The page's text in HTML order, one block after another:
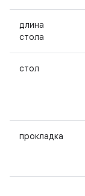
длина
стола
стол
прокладка